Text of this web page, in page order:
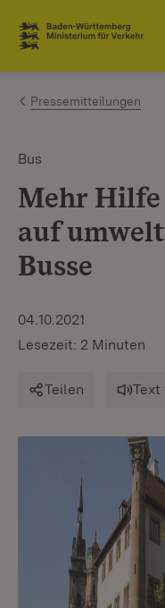
Zum Inhalt
Link zur Startseite
Pressemitteilungen
Bus
Mehr Hilfe
auf
Busse
04.10.2021
Lesezeit: 2 Minuten
Teilen Text